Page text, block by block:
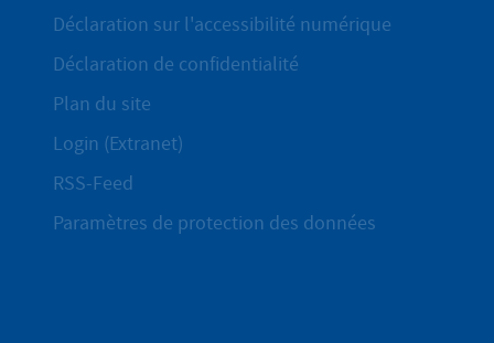
Déclaration sur l'accessibilité numérique
Déclaration de confidentialité
Plan du site
Login (Extranet)
RSS-Feed
Paramètres de protection des données